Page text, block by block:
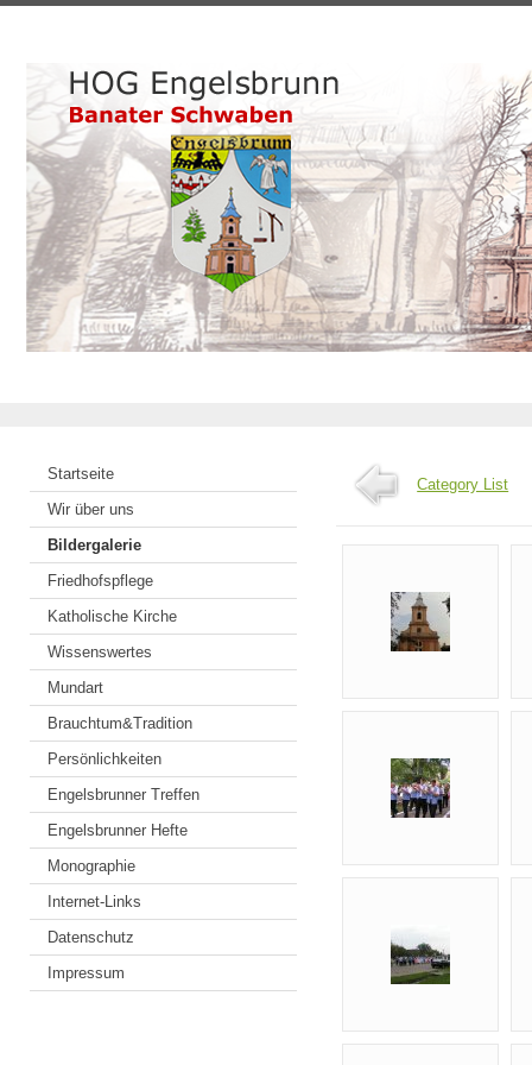
Startseite
Wir über uns
Bildergalerie
Friedhofspflege
Katholische Kirche
Wissenswertes
Mundart
Brauchtum&Tradition
Persönlichkeiten
Engelsbrunner Treffen
Engelsbrunner Hefte
Monographie
Internet-Links
Datenschutz
Impressum
Category List